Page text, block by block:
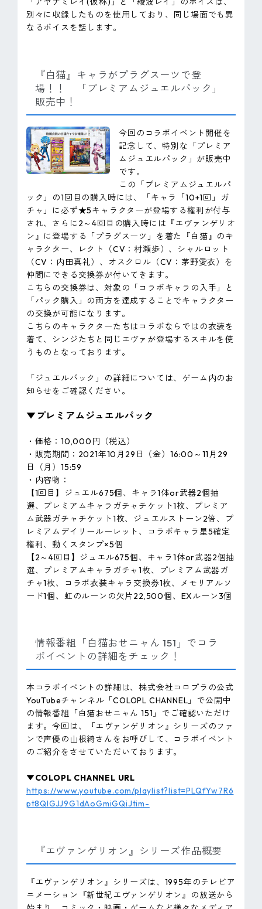
別々に収録したものを使用しており、同じ場面でも異
なるボイスを話します。
『白猫』キャラがプラグスーツで登
場！！ 「プレミアムジュエルパック」
販売中！
今回のコラボイベント開催を
記念して、特別な「プレミア
ムジュエルパック」が販売中
です。
この「プレミアムジュエルパ
ック」の1回目の購入時には、「キャラ「10+1回」ガ
チャ」に必ず★5キャラクターが登場する権利が付与
され、さらに2～4回目の購入時には『エヴァンゲリオ
ン』に登場する「プラグスーツ」を着た『白猫』のキ
ャラクター、レクト（CV：村瀬歩）、シャルロット
（CV：内田真礼）、オスクロル（CV：茅野愛衣）を
仲間にできる交換券が付いてきます。
こちらの交換券は、対象の「コラボキャラの入手」と
「パック購入」の両方を達成することでキャラクター
の交換が可能になります。
こちらのキャラクターたちはコラボならではの衣装を
着て、シンジたちと同じエヴァが登場するスキルを使
うものとなっております。
「ジュエルパック」の詳細については、ゲーム内のお
知らせをご確認ください。
▼プレミアムジュエルパック
・価格：10,000円（税込）
・販売期間：2021年10月29日（金）16:00～11月29
日（月）15:59
・内容物：
【1回目】ジュエル675個、キャラ1体or武器2個抽
選、プレミアムキャラガチャチケット1枚、プレミア
ム武器ガチャチケット1枚、ジュエルストーン2倍、プ
レミアムデイリールーレット、コラボキャラ星5確定
権利、動くスタンプ×5個
【2～4回目】ジュエル675個、キャラ1体or武器2個抽
選、プレミアムキャラガチャ1枚、プレミアム武器ガ
チャ1枚、コラボ衣装キャラ交換券1枚、メモリアルソ
ード1個、虹のルーンの欠片22,500個、EXルーン3個
情報番組「白猫おせニャん 151」でコラ
ボイベントの詳細をチェック！
本コラボイベントの詳細は、株式会社コロプラの公式
YouTubeチャンネル「COLOPL CHANNEL」で公開中
の情報番組「白猫おせニャん 151」でご確認いただけ
ます。今回は、『エヴァンゲリオン』シリーズのファ
ンで声優の山根綺さんをお呼びして、コラボイベント
のご紹介をさせていただいております。
▼COLOPL CHANNEL URL
https://www.youtube.com/playlist?list=PLQfYw7R6
pt8QlGJJ9G1dAoGmiGQiJtim-
『エヴァンゲリオン』シリーズ作品概要
『エヴァンゲリオン』シリーズは、1995年のテレビア
ニメーション『新世紀エヴァンゲリオン』の放送から